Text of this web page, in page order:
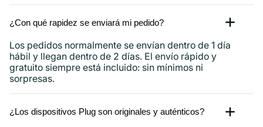
¿Con qué rapidez se enviará mi pedido?
Los pedidos normalmente se envían dentro de 1 día
hábil y llegan dentro de 2 días. El envío rápido y
gratuito siempre está incluido: sin mínimos ni
sorpresas.
¿Los dispositivos Plug son originales y auténticos?